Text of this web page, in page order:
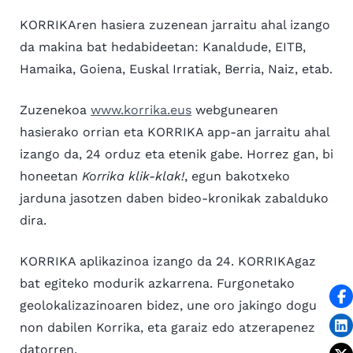
KORRIKAren hasiera zuzenean jarraitu ahal izango
da makina bat hedabideetan: Kanaldude, EITB,
Hamaika, Goiena, Euskal Irratiak, Berria, Naiz, etab.
Zuzenekoa www.korrika.eus webgunearen
hasierako orrian eta KORRIKA app-an jarraitu ahal
izango da, 24 orduz eta etenik gabe. Horrez gan, bi
honeetan Korrika klik-klak!, egun bakotxeko
jarduna jasotzen daben bideo-kronikak zabalduko
dira.
KORRIKA aplikazinoa izango da 24. KORRIKAgaz
bat egiteko modurik azkarrena. Furgonetako
geolokalizazinoaren bidez, une oro jakingo dogu
non dabilen Korrika, eta garaiz edo atzerapenez
datorren.